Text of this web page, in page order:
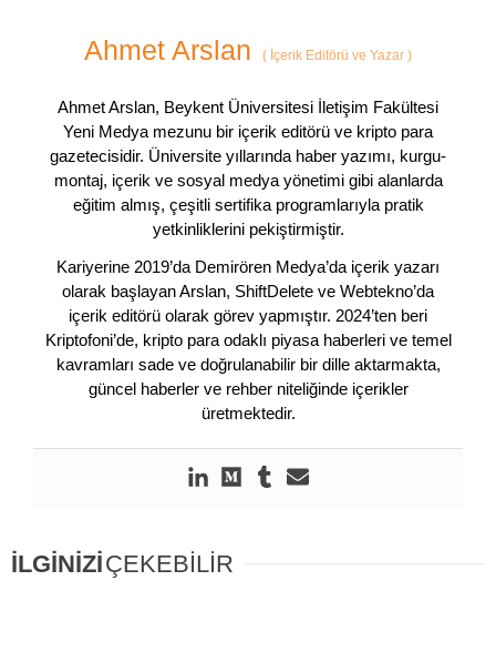
Ahmet Arslan ( İçerik Editörü ve Yazar )
Ahmet Arslan, Beykent Üniversitesi İletişim Fakültesi
Yeni Medya mezunu bir içerik editörü ve kripto para
gazetecisidir. Üniversite yıllarında haber yazımı, kurgu-
montaj, içerik ve sosyal medya yönetimi gibi alanlarda
eğitim almış, çeşitli sertifika programlarıyla pratik
yetkinliklerini pekiştirmiştir.
Kariyerine 2019’da Demirören Medya’da içerik yazarı
olarak başlayan Arslan, ShiftDelete ve Webtekno’da
içerik editörü olarak görev yapmıştır. 2024’ten beri
Kriptofoni’de, kripto para odaklı piyasa haberleri ve temel
kavramları sade ve doğrulanabilir bir dille aktarmakta,
güncel haberler ve rehber niteliğinde içerikler
üretmektedir.
İLGİNİZİÇEKEBİLİR